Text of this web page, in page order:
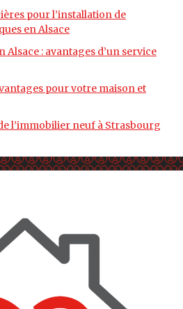
pour l’installation de
en Alsace
: avantages d’un service
pour votre maison et
l’immobilier neuf à Strasbourg